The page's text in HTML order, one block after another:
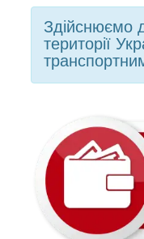
Здійснюємо
території